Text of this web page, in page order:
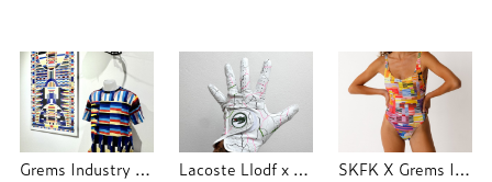
Grems Industry x Trajectoire Studio Lacoste Llodf x Grems Industry x Trajectoire SKFK X Grems Industry 2025